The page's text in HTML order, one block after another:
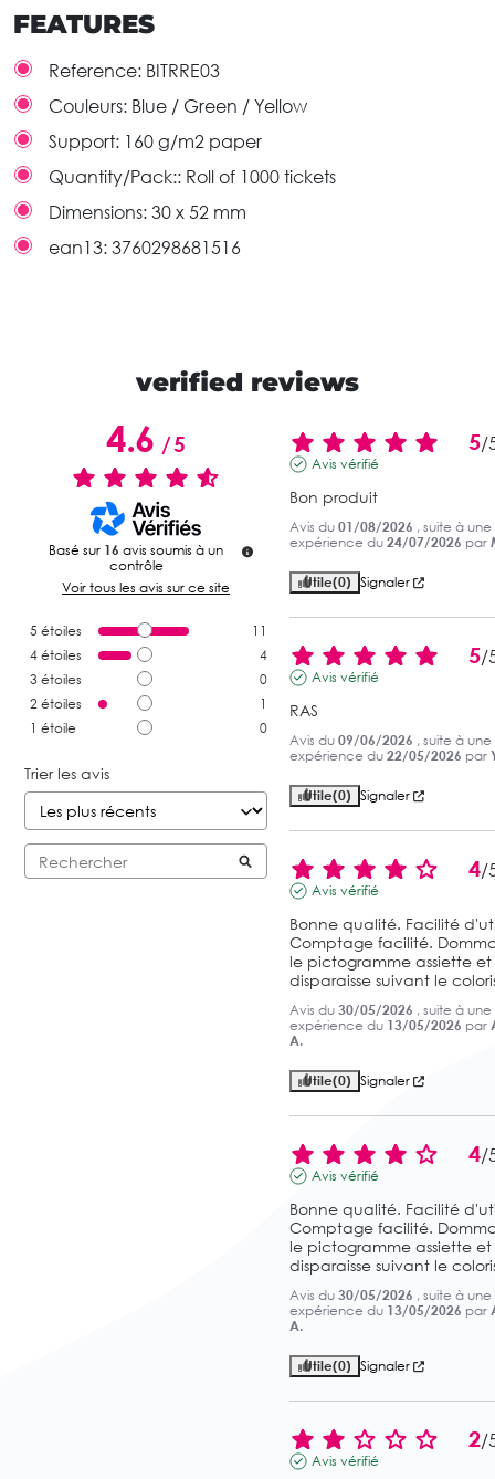
FEATURES
Reference: BITRRE03
Couleurs: Blue / Green / Yellow
Support: 160 g/m2 paper
Quantity/Pack:: Roll of 1000 tickets
Dimensions: 30 x 52 mm
ean13: 3760298681516
verified reviews
4.6/5
Basé sur 16 avis soumis à un
contrôle
Voir tous les avis sur ce site
5 étoiles
11
4 étoiles
4
3 étoiles
0
2 étoiles
1
1 étoile 0
Trier les avis
5/
Avis vérifié
Bon produit
Avis du 01/08/2026 , suite à une
expérience du 24/07/2026 par
Utile(0) Signaler
5/
Avis vérifié
RAS
Avis du 09/06/2026 , suite à une
expérience du 22/05/2026 par
Utile(0) Signaler
4/
Avis vérifié
Bonne qualité. Facilité
Comptage facilité.
le pictogramme assiette
disparaisse suivant le
Avis du 30/05/2026 , suite à une
expérience du 13/05/2026 par
A.
Utile(0) Signaler
4/
Avis vérifié
Bonne qualité. Facilité
Comptage facilité.
le pictogramme assiette
disparaisse suivant le
Avis du 30/05/2026 , suite à une
expérience du 13/05/2026 par
A.
Utile(0) Signaler
2/
Avis vérifié